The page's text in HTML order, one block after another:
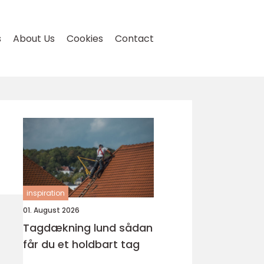
About Us Cookies Contact
inspiration
01. August 2026
Tagdækning lund sådan
får du et holdbart tag